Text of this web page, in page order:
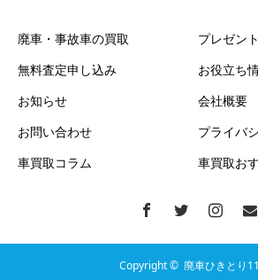
廃車・事故車の買取
プレゼン
無料査定申し込み
お役立ち
お知らせ
会社概要
お問い合わせ
プライバ
車買取コラム
車買取お
Copyright © 廃車ひきとり